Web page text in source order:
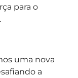
para o
uma nova
a